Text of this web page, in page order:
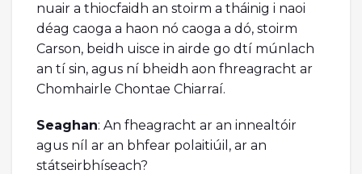
nuair a thiocfaidh an stoirm a tháinig i naoi
déag caoga a haon nó caoga a dó, stoirm
Carson, beidh uisce in airde go dtí múnlach
an tí sin, agus ní bheidh aon fhreagracht ar
Chomhairle Chontae Chiarraí.
Seaghan: An fheagracht ar an innealtóir
agus níl ar an bhfear polaitiúil, ar an
státseirbhíseach?